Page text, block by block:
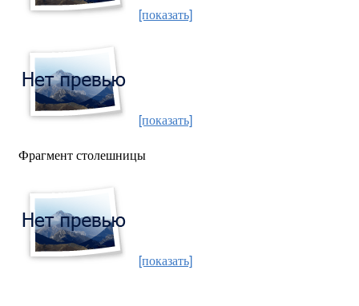
[показать]
[показать]
Фрагмент столешницы
[показать]